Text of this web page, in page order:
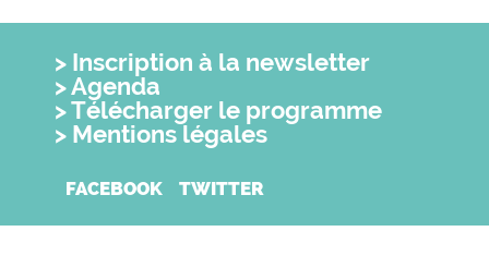
Inscription à la newsletter
Agenda
Télécharger le programme
Mentions légales
FACEBOOK TWITTER